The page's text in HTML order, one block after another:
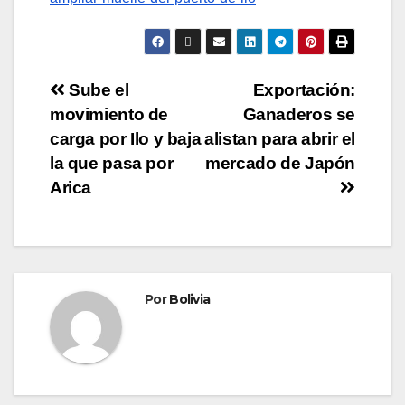
Exportación:
Ganaderos se
alistan para abrir el
mercado de Japón
Sube el
movimiento de
carga por Ilo y baja
la que pasa por
Arica
PorBolivia